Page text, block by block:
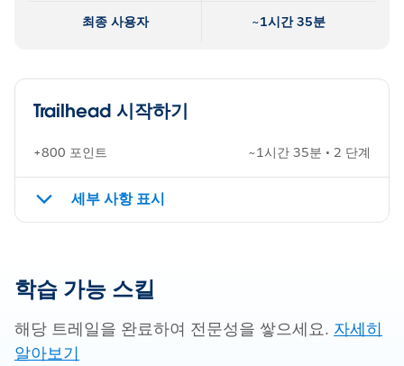
최종 사용자 ~1시간 35분
Trailhead 시작하기
+800 포인트 ~1시간 35분 • 2 단계
세부 사항 표시
학습 가능 스킬
해당 트레일을 완료하여 전문성을 쌓으세요. 자세히
알아보기